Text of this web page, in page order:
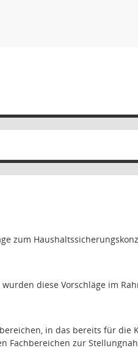
zum
diese Vorschläge im
in das bereits für
Fachbereichen zur